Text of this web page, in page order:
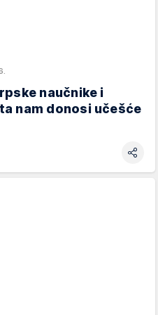
naučnike i
nam donosi učešće